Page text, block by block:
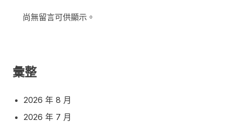
尚無留言可供顯示。
彙整
2026 年 8 月
2026 年 7 月